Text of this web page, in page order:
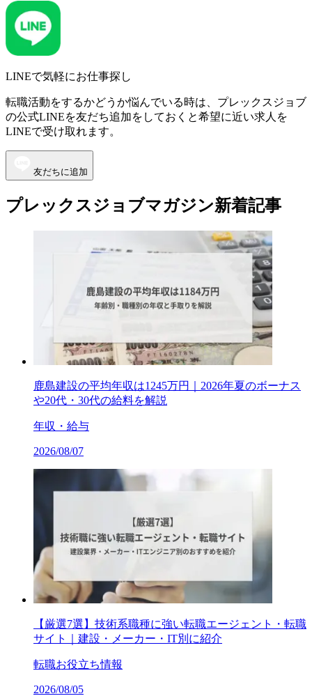
LINEで気軽にお仕事探し
転職活動をするかどうか悩んでいる時は、プレックスジョブ
の公式LINEを友だち追加をしておくと希望に近い求人を
LINEで受け取れます。
友だちに追加
プレックスジョブマガジン新着記事
鹿島建設の平均年収は1245万円｜2026年夏のボーナス
や20代・30代の給料を解説
年収・給与
2026/08/07
【厳選7選】技術系職種に強い転職エージェント・転職
サイト｜建設・メーカー・IT別に紹介
転職お役立ち情報
2026/08/05